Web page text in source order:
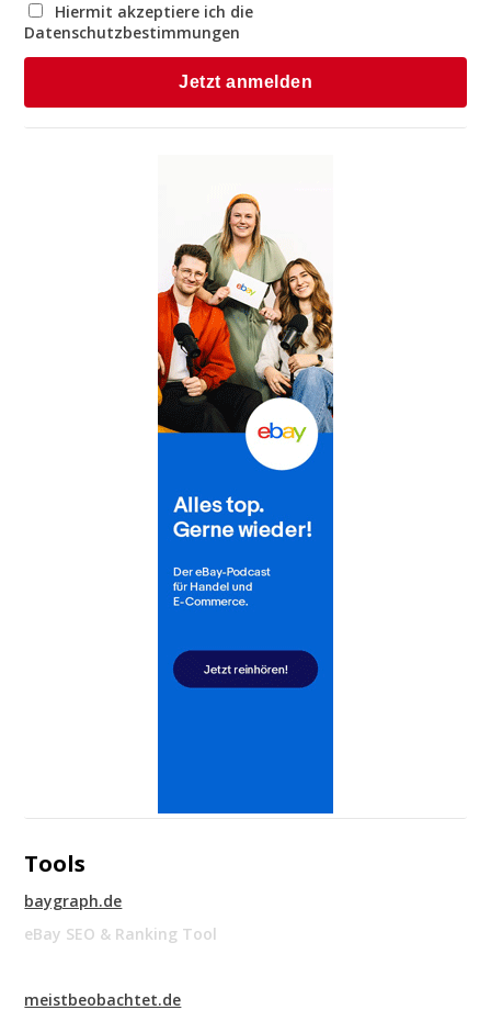
Hiermit akzeptiere ich die
Datenschutzbestimmungen
Tools
baygraph.de
eBay SEO & Ranking Tool
meistbeobachtet.de